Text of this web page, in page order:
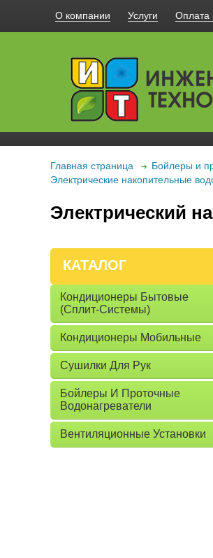
О компании Услуги Оплата
Главная страница Бойлеры и
Электрические накопительные
Электрический
КАТАЛОГ
Кондиционеры Бытовые
(сплит-Системы)
Кондиционеры Мобильные
Сушилки Для Рук
Бойлеры И Проточные
Водонагреватели
Вентиляционные Установки